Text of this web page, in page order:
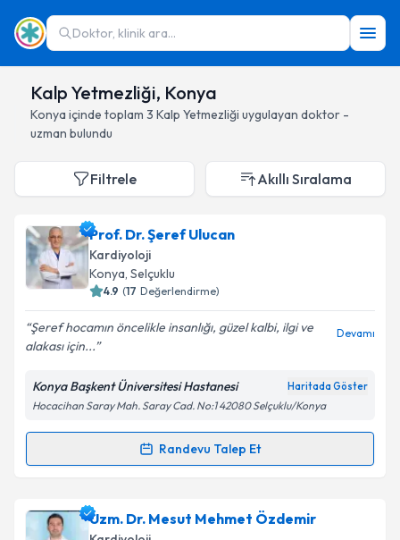
Doktor, klinik ara...
Kalp Yetmezliği, Konya
Konya içinde toplam 3 Kalp Yetmezliği uygulayan doktor -
uzman bulundu
Filtrele Akıllı Sıralama
Prof. Dr. Şeref Ulucan
Kardiyoloji
Konya, Selçuklu
4.9 (17 Değerlendirme)
Şeref hocamın öncelikle insanlığı, güzel kalbi, ilgi ve
alakası için...
Devamı
Konya Başkent Üniversitesi Hastanesi Haritada Göster
Hocacihan Saray Mah. Saray Cad. No:1 42080 Selçuklu/Konya
Randevu Talep Et
Randevu Takvimi Talebi
Prof. Dr. Şeref Ulucaniçin randevu takvimi talebi
oluşturun. Size bu uzmandan randevu almanız için bir
Uzm. Dr. Mesut Mehmet Özdemir